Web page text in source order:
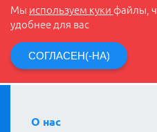
Мы используем куки файлы,
удобнее для вас
СОГЛАСЕН(-НА)
О нас